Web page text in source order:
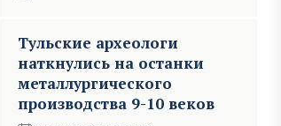
Тульские археологи
наткнулись на останки
металлургического
производства 9-10 веков